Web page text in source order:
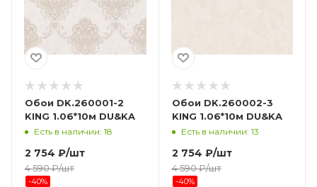
Обои DK.260001-2
KING 1.06*10м DU&KA
Есть в наличии: 18
2 754 ₽/шт
4 590₽/шт
-40%
Обои DK.260002-3
KING 1.06*10м DU&KA
Есть в наличии: 13
2 754 ₽/шт
4 590₽/шт
-40%